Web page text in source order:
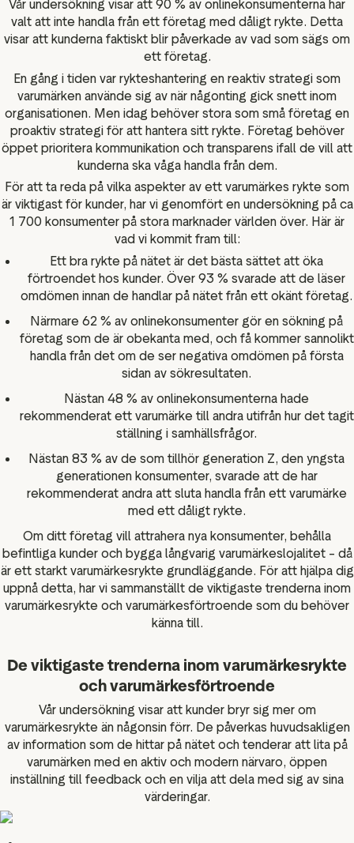
Data och analysverktyg
Omdömestaggning
Besökardata
Vår undersökning visar att 90 % av onlinekonsumenterna har
valt att inte handla från ett företag med dåligt rykte. Detta
visar att kunderna faktiskt blir påverkade av vad som sägs om
ett företag.
En gång i tiden var rykteshantering en reaktiv strategi som
varumärken använde sig av när någonting gick snett inom
organisationen. Men idag behöver stora som små företag en
proaktiv strategi för att hantera sitt rykte. Företag behöver
öppet prioritera kommunikation och transparens ifall de vill att
kunderna ska våga handla från dem.
För att ta reda på vilka aspekter av ett varumärkes rykte som
är viktigast för kunder, har vi genomfört en undersökning på ca
1 700 konsumenter på stora marknader världen över. Här är
vad vi kommit fram till:
Ett bra rykte på nätet är det bästa sättet att öka
förtroendet hos kunder. Över 93 % svarade att de läser
omdömen innan de handlar på nätet från ett okänt företag.
Närmare 62 % av onlinekonsumenter gör en sökning på
företag som de är obekanta med, och få kommer sannolikt
handla från det om de ser negativa omdömen på första
sidan av sökresultaten.
Nästan 48 % av onlinekonsumenterna hade
rekommenderat ett varumärke till andra utifrån hur det tagit
ställning i samhällsfrågor.
Nästan 83 % av de som tillhör generation Z, den yngsta
generationen konsumenter, svarade att de har
rekommenderat andra att sluta handla från ett varumärke
med ett dåligt rykte.
Om ditt företag vill attrahera nya konsumenter, behålla
befintliga kunder och bygga långvarig varumärkeslojalitet – då
är ett starkt varumärkesrykte grundläggande. För att hjälpa dig
uppnå detta, har vi sammanställt de viktigaste trenderna inom
varumärkesrykte och varumärkesförtroende som du behöver
känna till.
De viktigaste trenderna inom varumärkesrykte
och varumärkesförtroende
Vår undersökning visar att kunder bryr sig mer om
varumärkesrykte än någonsin förr. De påverkas huvudsakligen
av information som de hittar på nätet och tenderar att lita på
varumärken med en aktiv och modern närvaro, öppen
inställning till feedback och en vilja att dela med sig av sina
värderingar.